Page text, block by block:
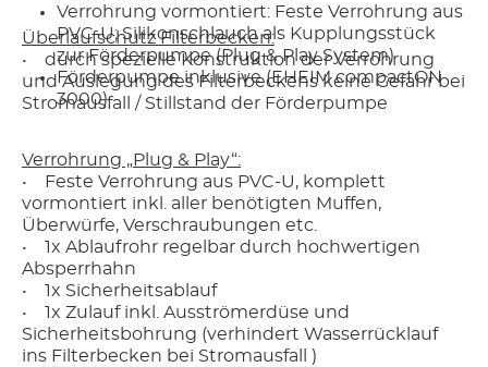
Verrohrung vormontiert: Feste Verrohrung aus
PVC-U; Silikonschlauch als Kupplungsstück
zur Förderpumpe (Plug & Play System)
Förderpumpe inklusive (EHEIM compactON
3000)
Überlaufschutz Filterbecken:
• durch spezielle Konstruktion der Verrohrung
und Auslegung des Filterbeckens keine Gefahr bei
Stromausfall / Stillstand der Förderpumpe
Verrohrung „Plug & Play“:
• Feste Verrohrung aus PVC-U, komplett
vormontiert inkl. aller benötigten Muffen,
Überwürfe, Verschraubungen etc.
• 1x Ablaufrohr regelbar durch hochwertigen
Absperrhahn
• 1x Sicherheitsablauf
• 1x Zulauf inkl. Ausströmerdüse und
Sicherheitsbohrung (verhindert Wasserrücklauf
ins Filterbecken bei Stromausfall )